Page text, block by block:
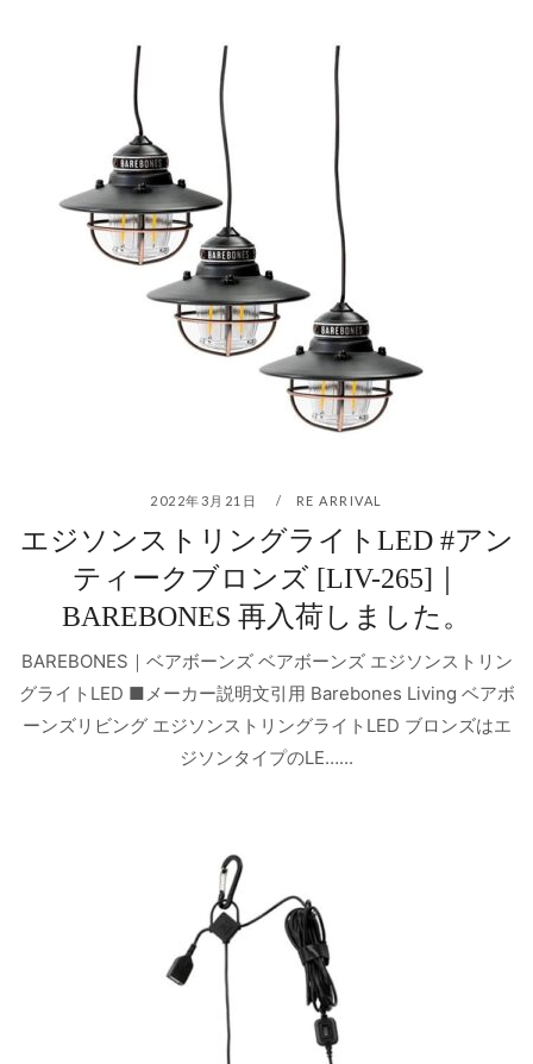
2022年3月21日 RE ARRIVAL
エジソンストリングライトLED #アン
ティークブロンズ [LIV-265]｜
BAREBONES 再入荷しました。
BAREBONES｜ベアボーンズ ベアボーンズ エジソンストリン
グライトLED ■メーカー説明文引用 Barebones Living ベアボ
ーンズリビング エジソンストリングライトLED ブロンズはエ
ジソンタイプのLE…...